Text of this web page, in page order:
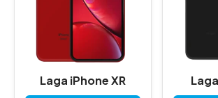
Laga iPhone XR